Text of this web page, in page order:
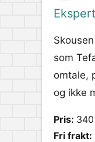
som
omtale,
og ikke
Pris:
Fri frakt: